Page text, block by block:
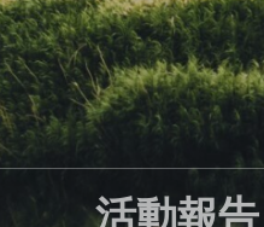
活動報告